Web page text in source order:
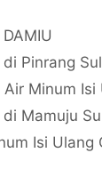
Pinrang
Minum Isi
Mamuju
Isi Ulang